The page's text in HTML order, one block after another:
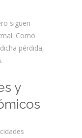
siguen
Como
pérdida,
y